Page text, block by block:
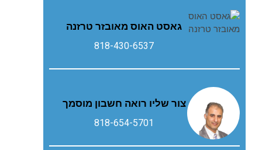
גאסט‭ ‬האוס‭ ‬מאובזר‭ ‬טרזנה
818-430-6537
צור שליו רואה חשבון מוסמך
818-654-5701